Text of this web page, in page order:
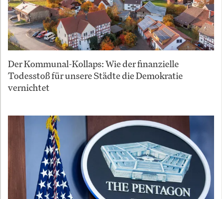
Der Kommunal-Kollaps: Wie der finanzielle
Todesstoß für unsere Städte die Demokratie
vernichtet